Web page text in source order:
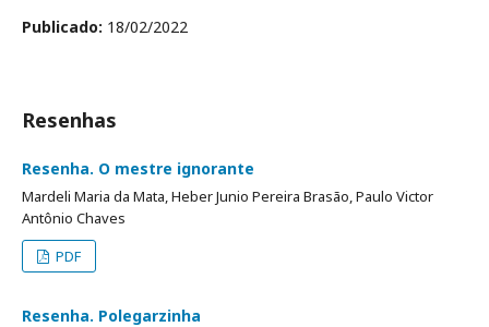
Publicado: 18/02/2022
Resenhas
Resenha. O mestre ignorante
Mardeli Maria da Mata, Heber Junio Pereira Brasão, Paulo Victor
Antônio Chaves
PDF
Resenha. Polegarzinha